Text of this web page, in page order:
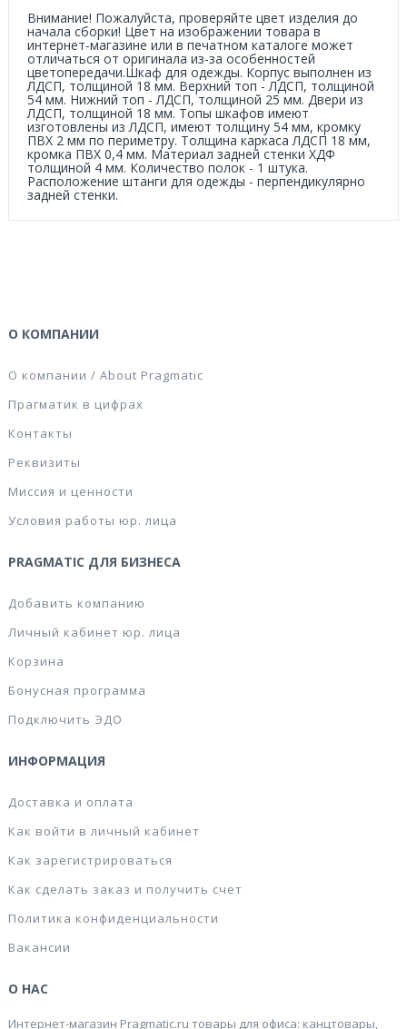
Внимание! Пожалуйста, проверяйте цвет изделия до
начала сборки! Цвет на изображении товара в
интернет-магазине или в печатном каталоге может
отличаться от оригинала из-за особенностей
цветопередачи.Шкаф для одежды. Корпус выполнен из
ЛДСП, толщиной 18 мм. Верхний топ - ЛДСП, толщиной
54 мм. Нижний топ - ЛДСП, толщиной 25 мм. Двери из
ЛДСП, толщиной 18 мм. Топы шкафов имеют
изготовлены из ЛДСП, имеют толщину 54 мм, кромку
ПВХ 2 мм по периметру. Толщина каркаса ЛДСП 18 мм,
кромка ПВХ 0,4 мм. Материал задней стенки ХДФ
толщиной 4 мм. Количество полок - 1 штука.
Расположение штанги для одежды - перпендикулярно
задней стенки.
О КОМПАНИИ
О компании / About Pragmatic
Прагматик в цифрах
Контакты
Реквизиты
Миссия и ценности
Условия работы юр. лица
PRAGMATIC ДЛЯ БИЗНЕСА
Добавить компанию
Личный кабинет юр. лица
Корзина
Бонусная программа
Подключить ЭДО
ИНФОРМАЦИЯ
Доставка и оплата
Как войти в личный кабинет
Как зарегистрироваться
Как сделать заказ и получить счет
Политика конфиденциальности
Вакансии
О НАС
Интернет-магазин Pragmatic.ru товары для офиса: канцтовары,